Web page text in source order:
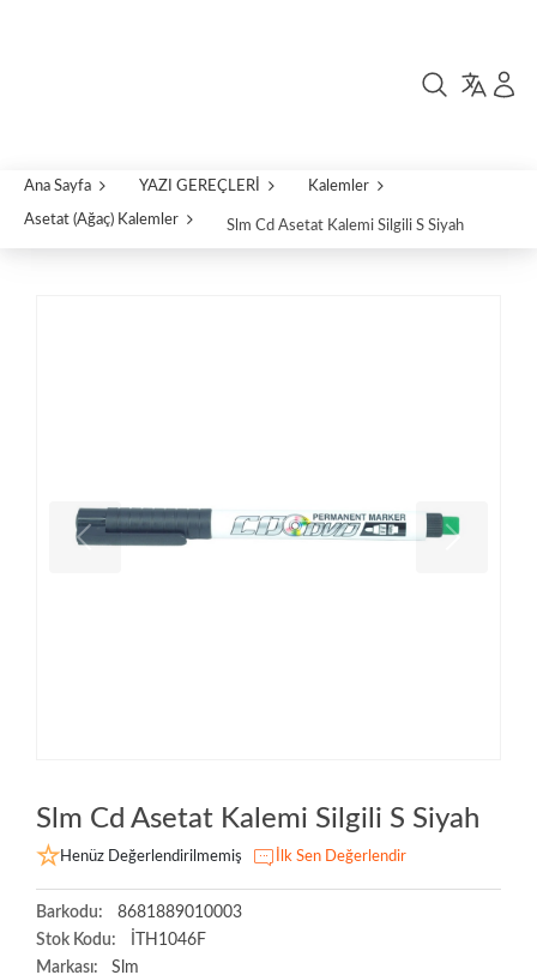
Ana Sayfa YAZI GEREÇLERİ Kalemler
Asetat (Ağaç) Kalemler Slm Cd Asetat Kalemi Silgili S Siyah
Slm Cd Asetat Kalemi Silgili S Siyah
Henüz Değerlendirilmemiş İlk Sen Değerlendir
Barkodu:
8681889010003
Stok Kodu:
İTH1046F
Markası:
Slm